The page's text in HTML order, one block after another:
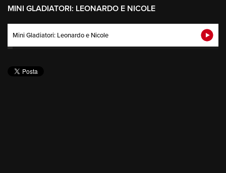
MINI GLADIATORI: LEONARDO E NICOLE
Mini Gladiatori: Leonardo e Nicole